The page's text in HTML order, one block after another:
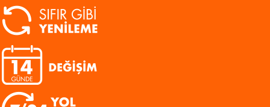
Otoshops’un
Kişisel verilerimin tarafıma özel tanıtım ve pazarlama faaliyetleri
amacıyla işlenmesi için